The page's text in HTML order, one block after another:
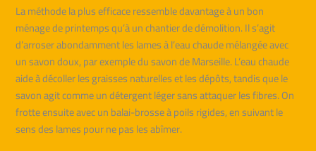
La méthode la plus efficace ressemble davantage à un bon
ménage de printemps qu’à un chantier de démolition. Il s’agit
d’arroser abondamment les lames à l’eau chaude mélangée avec
un savon doux, par exemple du savon de Marseille. L’eau chaude
aide à décoller les graisses naturelles et les dépôts, tandis que le
savon agit comme un détergent léger sans attaquer les fibres. On
frotte ensuite avec un balai-brosse à poils rigides, en suivant le
sens des lames pour ne pas les abîmer.